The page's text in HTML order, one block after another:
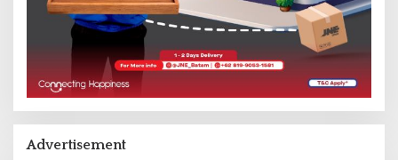
Advertisement